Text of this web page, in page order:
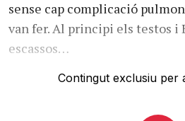
sense cap complicació
van fer. Al principi els testos i
escassos…
Contingut exclusiu per